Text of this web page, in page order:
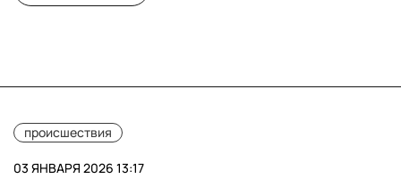
происшествия
03 ЯНВАРЯ 2026 13:17